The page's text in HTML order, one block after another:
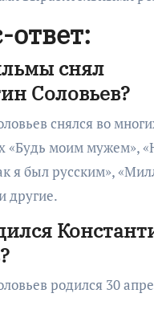
ответ:
снял
Соловьев?
снялся во
«Будь моим мужем»,
я был русским»,
другие.
родился 30